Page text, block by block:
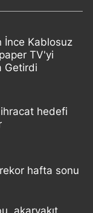
İnce Kablosuz
TV'yi
Getirdi
hedefi
hafta sonu
akaryakıt